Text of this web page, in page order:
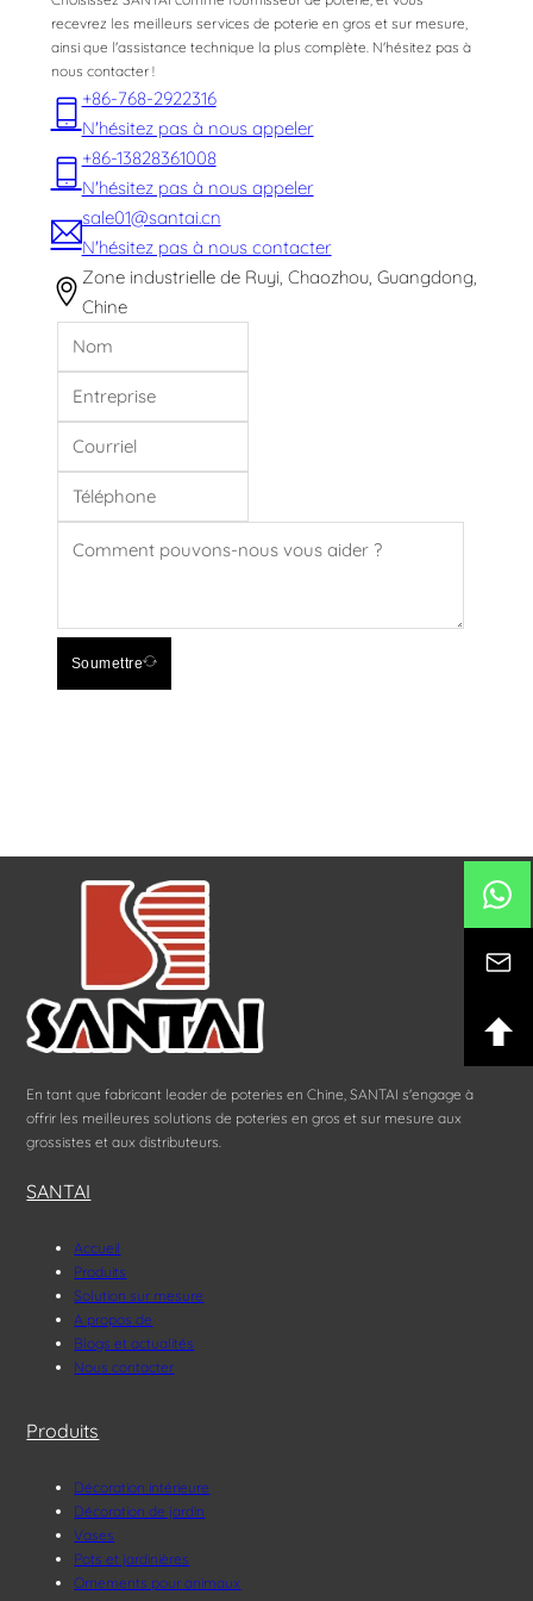
recevrez les meilleurs services de poterie en gros et sur mesure,
ainsi que l'assistance technique la plus complète. N'hésitez pas à
nous contacter !
+86-768-2922316
N'hésitez pas à nous appeler
+86-13828361008
N'hésitez pas à nous appeler
sale01@santai.cn
N'hésitez pas à nous contacter
Zone industrielle de Ruyi, Chaozhou, Guangdong,
Chine
Soumettre
En tant que fabricant leader de poteries en Chine, SANTAI s'engage à
offrir les meilleures solutions de poteries en gros et sur mesure aux
grossistes et aux distributeurs.
SANTAI
Accueil
Produits
Solution sur mesure
A propos de
Blogs et actualités
Nous contacter
Produits
Décoration intérieure
Décoration de jardin
Vases
Pots et jardinières
Ornements pour animaux